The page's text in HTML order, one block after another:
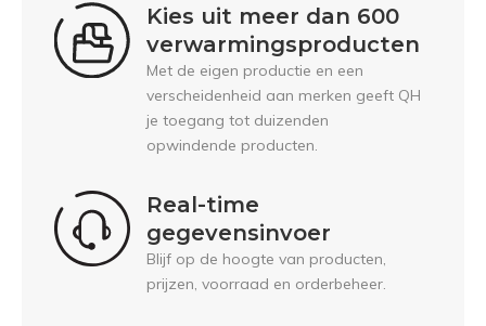
Kies uit meer dan 600
verwarmingsproducten
Met de eigen productie en een
verscheidenheid aan merken geeft QH
je toegang tot duizenden
opwindende producten.
Real-time
gegevensinvoer
Blijf op de hoogte van producten,
prijzen, voorraad en orderbeheer.